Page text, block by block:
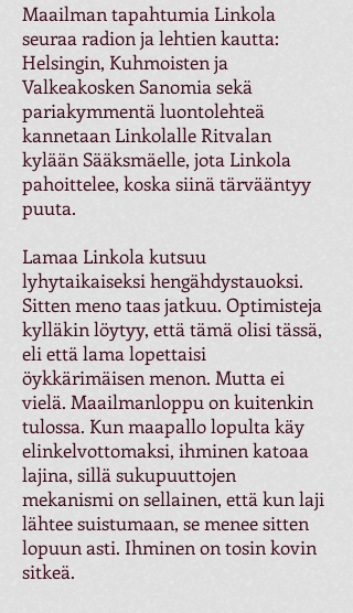
Maailman tapahtumia Linkola
seuraa radion ja lehtien kautta:
Helsingin, Kuhmoisten ja
Valkeakosken Sanomia sekä
pariakymmentä luontolehteä
kannetaan Linkolalle Ritvalan
kylään Sääksmäelle, jota Linkola
pahoittelee, koska siinä tärvääntyy
puuta.
Lamaa Linkola kutsuu
lyhytaikaiseksi hengähdystauoksi.
Sitten meno taas jatkuu. Optimisteja
kylläkin löytyy, että tämä olisi tässä,
eli että lama lopettaisi
öykkärimäisen menon. Mutta ei
vielä. Maailmanloppu on kuitenkin
tulossa. Kun maapallo lopulta käy
elinkelvottomaksi, ihminen katoaa
lajina, sillä sukupuuttojen
mekanismi on sellainen, että kun laji
lähtee suistumaan, se menee sitten
lopuun asti. Ihminen on tosin kovin
sitkeä.